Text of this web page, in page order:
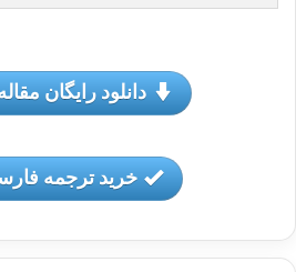
دانلود رایگان
خرید ترجمه